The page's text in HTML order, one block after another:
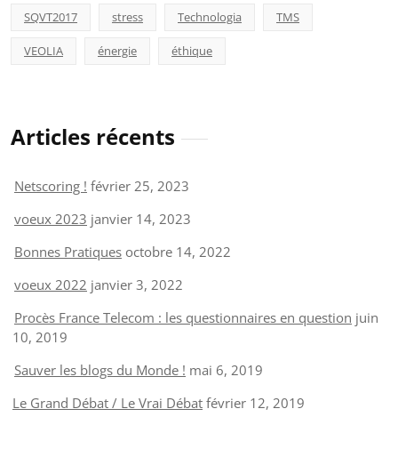
SQVT2017 stress Technologia TMS
VEOLIA énergie éthique
Articles récents
Netscoring ! février 25, 2023
voeux 2023 janvier 14, 2023
Bonnes Pratiques octobre 14, 2022
voeux 2022 janvier 3, 2022
Procès France Telecom : les questionnaires en question juin
10, 2019
Sauver les blogs du Monde ! mai 6, 2019
Le Grand Débat / Le Vrai Débat février 12, 2019